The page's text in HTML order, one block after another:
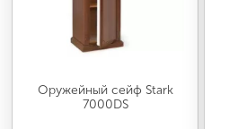
Оружейный сейф Stark
7000DS